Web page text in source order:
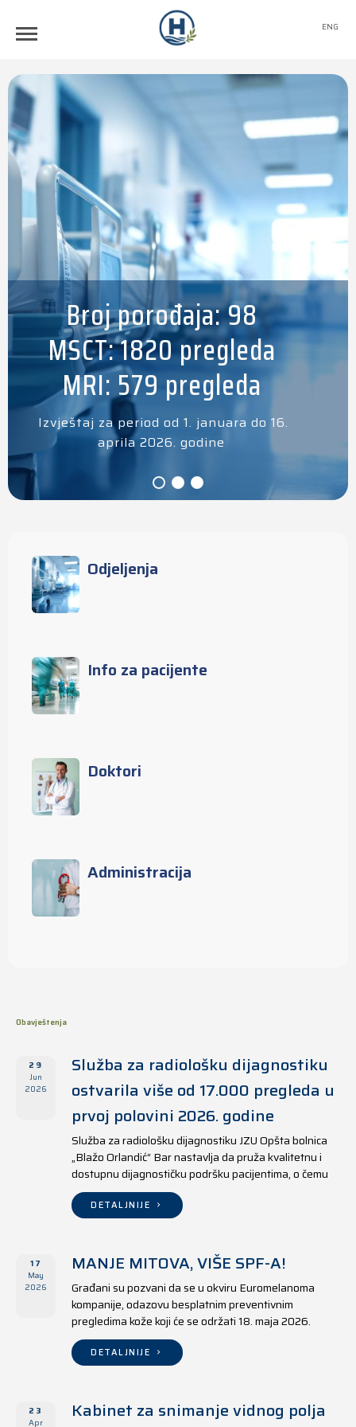
ENG
Broj porođaja: 98
MSCT: 1820 pregleda
MRI: 579 pregleda
Izvještaj za period od 1. januara do 16.
aprila 2026. godine
Odjeljenja
Info za pacijente
Doktori
Administracija
Obavještenja
29
Jun
2026
Služba za radiološku dijagnostiku
ostvarila više od 17.000 pregleda u
prvoj polovini 2026. godine
Služba za radiološku dijagnostiku JZU Opšta bolnica
„Blažo Orlandić“ Bar nastavlja da pruža kvalitetnu i
dostupnu dijagnostičku podršku pacijentima, o čemu
svjedoče i rezultati ostvareni u periodu od 1. januara
do 17. juna 2026. godine.
DETALJNIJE
17
May
2026
MANJE MITOVA, VIŠE SPF-A!
Građani su pozvani da se u okviru Euromelanoma
kompanije, odazovu besplatnim preventivnim
pregledima kože koji će se održati 18. maja 2026.
godine u jedanaest opština širom Crne Gore, kako u
državnim tako i u privatnim zdravstvenim ustanovama.
DETALJNIJE
23
Apr
Kabinet za snimanje vidnog polja